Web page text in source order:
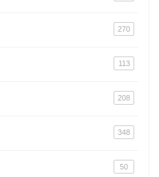
270
113
208
348
50